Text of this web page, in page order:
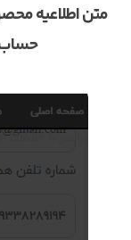
متن اطلاعیه